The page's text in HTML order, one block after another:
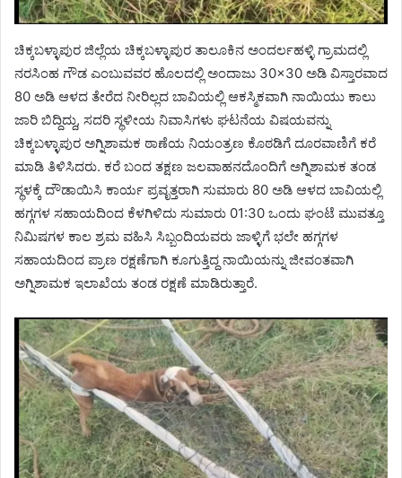
ಚಿಕ್ಕಬಳ್ಳಾಪುರ ಜಿಲ್ಲೆಯ ಚಿಕ್ಕಬಳ್ಳಾಪುರ ತಾಲೂಕಿನ ಅಂದರ್ಲಹಳ್ಳಿ ಗ್ರಾಮದಲ್ಲಿ
ನರಸಿಂಹ ಗೌಡ ಎಂಬುವವರ ಹೊಲದಲ್ಲಿ ಅಂದಾಜು 30×30 ಅಡಿ ವಿಸ್ತಾರವಾದ
80 ಅಡಿ ಆಳದ ತೇರೆದ ನೀರಿಲ್ಲದ ಬಾವಿಯಲ್ಲಿ ಆಕಸ್ಮಿಕವಾಗಿ ನಾಯಿಯು ಕಾಲು
ಜಾರಿ ಬಿದ್ದಿದ್ದು, ಸದರಿ ಸ್ಥಳೀಯ ನಿವಾಸಿಗಳು ಘಟನೆಯ ವಿಷಯವನ್ನು
ಚಿಕ್ಕಬಳ್ಳಾಪುರ ಅಗ್ನಿಶಾಮಕ ಠಾಣೆಯ ನಿಯಂತ್ರಣ ಕೊಠಡಿಗೆ ದೂರವಾಣಿಗೆ ಕರೆ
ಮಾಡಿ ತಿಳಿಸಿದರು. ಕರೆ ಬಂದ ತಕ್ಷಣ ಜಲವಾಹನದೊಂದಿಗೆ ಅಗ್ನಿಶಾಮಕ ತಂಡ
ಸ್ಥಳಕ್ಕೆ ದೌಡಾಯಿಸಿ ಕಾರ್ಯ ಪ್ರವೃತ್ತರಾಗಿ ಸುಮಾರು 80 ಅಡಿ ಆಳದ ಬಾವಿಯಲ್ಲಿ
ಹಗ್ಗಗಳ ಸಹಾಯದಿಂದ ಕೆಳಗಿಳಿದು ಸುಮಾರು 01:30 ಒಂದು ಘಂಟೆ ಮುವತ್ತೂ
ನಿಮಿಷಗಳ ಕಾಲ ಶ್ರಮ ವಹಿಸಿ ಸಿಬ್ಬಂದಿಯವರು ಜಾಳ್ಳಿಗೆ ಭಲೇ ಹಗ್ಗಗಳ
ಸಹಾಯದಿಂದ ಪ್ರಾಣ ರಕ್ಷಣೆಗಾಗಿ ಕೂಗುತ್ತಿದ್ದ ನಾಯಿಯನ್ನು ಜೀವಂತವಾಗಿ
ಅಗ್ನಿಶಾಮಕ ಇಲಾಖೆಯ ತಂಡ ರಕ್ಷಣೆ ಮಾಡಿರುತ್ತಾರೆ.